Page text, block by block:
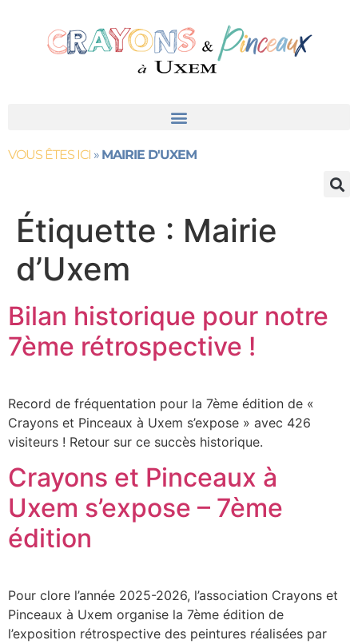
VOUS ÊTES ICI » MAIRIE D'UXEM
Étiquette : Mairie
d’Uxem
Bilan historique pour notre
7ème rétrospective !
Record de fréquentation pour la 7ème édition de «
Crayons et Pinceaux à Uxem s’expose » avec 426
visiteurs ! Retour sur ce succès historique.
Crayons et Pinceaux à
Uxem s’expose – 7ème
édition
Pour clore l’année 2025-2026, l’association Crayons et
Pinceaux à Uxem organise la 7ème édition de
l’exposition rétrospective des peintures réalisées par